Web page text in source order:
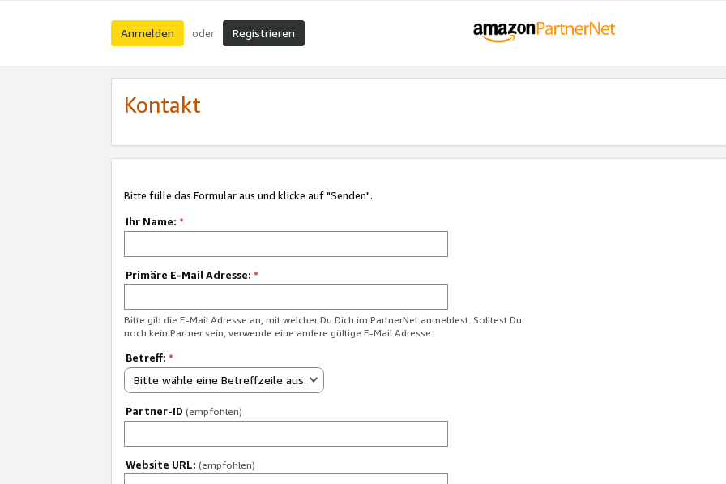
Anmelden oder Registrieren
Kontakt
Bitte fülle das Formular aus und klicke auf "Senden".
Ihr Name: *
Primäre E-Mail Adresse: *
Bitte gib die E-Mail Adresse an, mit welcher Du Dich im PartnerNet anmeldest. Solltest Du
noch kein Partner sein, verwende eine andere gültige E-Mail Adresse.
Betreff: *
Bitte wähle eine Betreffzeile aus.
Partner-ID (empfohlen)
Website URL: (empfohlen)